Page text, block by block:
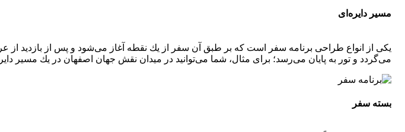
مسیر دایره‌ای‌
یكی از انواع طراحی برنامه سفر است كه بر طبق آن سفر از یك نقطه آغاز می‌شود و پس از بازدید از
می‌گردد و تور به پایان می‌رسد؛ برای مثال، شما می‌توانید در میدان نقش جهان اصفهان در یك مسیر
بسته سفر